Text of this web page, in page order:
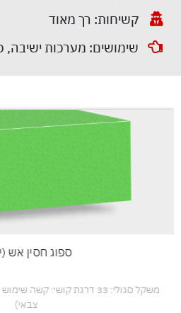
קשיחות: רך מאוד
שימושים: מערכות ישיבה,
ספוג חסין אש
משקל סגולי: 33 דרגת קושי:
צבאי)